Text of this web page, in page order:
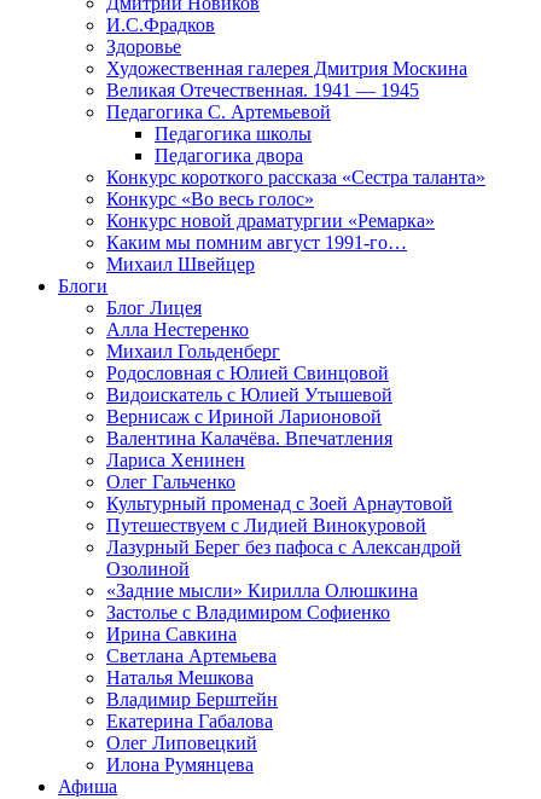
И.С.Фрадков
Здоровье
Художественная галерея Дмитрия Москина
Великая Отечественная. 1941 — 1945
Педагогика С. Артемьевой
Педагогика школы
Педагогика двора
Конкурс короткого рассказа «Сестра таланта»
Конкурс «Во весь голос»
Конкурс новой драматургии «Ремарка»
Каким мы помним август 1991-го…
Михаил Швейцер
Блоги
Блог Лицея
Алла Нестеренко
Михаил Гольденберг
Родословная с Юлией Свинцовой
Видоискатель с Юлией Утышевой
Вернисаж с Ириной Ларионовой
Валентина Калачёва. Впечатления
Лариса Хенинен
Олег Гальченко
Культурный променад с Зоей Арнаутовой
Путешествуем с Лидией Винокуровой
Лазурный Берег без пафоса с Александрой
Озолиной
«Задние мысли» Кирилла Олюшкина
Застолье с Владимиром Софиенко
Ирина Савкина
Светлана Артемьева
Наталья Мешкова
Владимир Берштейн
Екатерина Габалова
Олег Липовецкий
Илона Румянцева
Афиша